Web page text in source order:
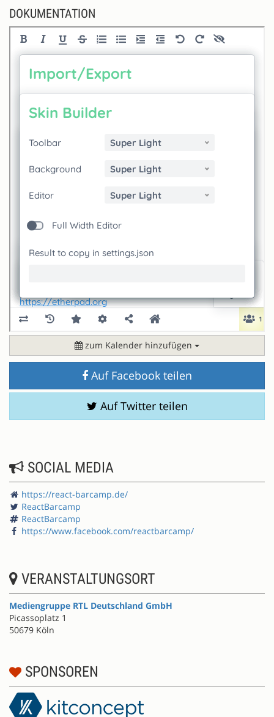
DOKUMENTATION
zum Kalender hinzufügen
Auf Facebook teilen
Auf Twitter teilen
SOCIAL MEDIA
https://react-barcamp.de/
ReactBarcamp
ReactBarcamp
https://www.facebook.com/reactbarcamp/
VERANSTALTUNGSORT
Mediengruppe RTL Deutschland GmbH
Picassoplatz 1
50679 Köln
SPONSOREN